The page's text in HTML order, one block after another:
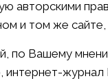
авторскими
и том же
по Вашему